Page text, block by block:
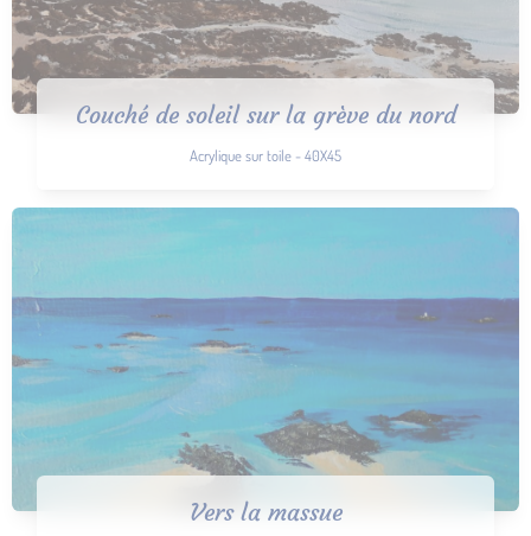
Couché de soleil sur la grève du nord
Acrylique sur toile - 40X45
Vers la massue